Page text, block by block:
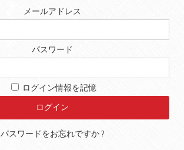
メールアドレス
パスワード
ログイン情報を記憶
パスワードをお忘れですか ?